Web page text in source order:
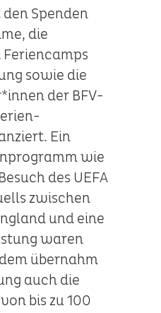
Spenden
die
sowie die
der BFV-
Ein
wie
des UEFA
zwischen
und eine
waren
übernahm
auch die
bis zu 100